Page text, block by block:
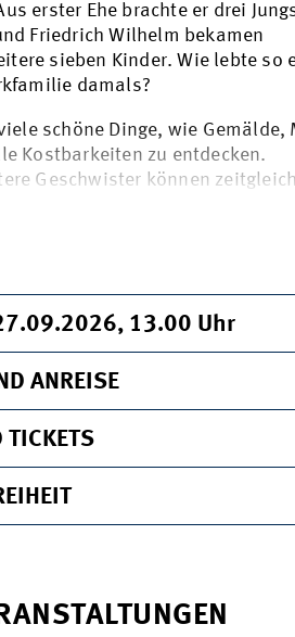
erster Ehe brachte er drei
Friedrich Wilhelm bekamen
sieben Kinder. Wie lebte so
damals?
schöne Dinge, wie Gemälde,
Kostbarkeiten zu entdecken.
Geschwister können
13.00 Uhr
ANREISE
TICKETS